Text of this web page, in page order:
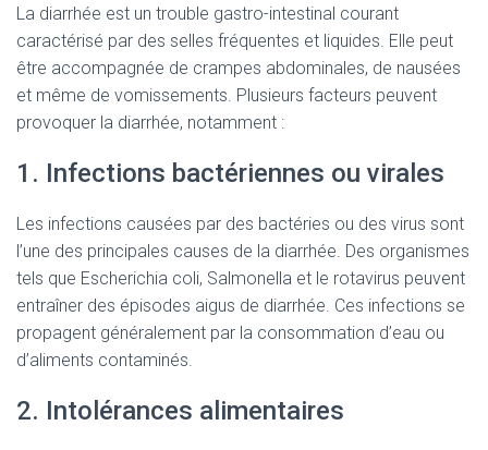
La diarrhée est un trouble gastro-intestinal courant
caractérisé par des selles fréquentes et liquides. Elle peut
être accompagnée de crampes abdominales, de nausées
et même de vomissements. Plusieurs facteurs peuvent
provoquer la diarrhée, notamment :
1. Infections bactériennes ou virales
Les infections causées par des bactéries ou des virus sont
l’une des principales causes de la diarrhée. Des organismes
tels que Escherichia coli, Salmonella et le rotavirus peuvent
entraîner des épisodes aigus de diarrhée. Ces infections se
propagent généralement par la consommation d’eau ou
d’aliments contaminés.
2. Intolérances alimentaires